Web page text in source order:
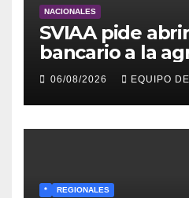
NACIONALES
SVIAA pide
bancario a la
familiar en
06/08/2026 EQUIPO
* REGIONALES